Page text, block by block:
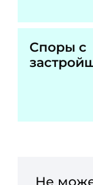
Споры с
Не